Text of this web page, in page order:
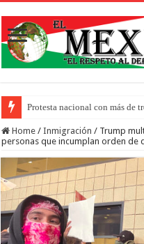
Protesta nacional con más de
Home / Inmigración / Trump
personas que incumplan orden de